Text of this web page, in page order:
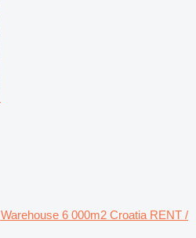
Warehouse 6 000m2 Croatia RENT /